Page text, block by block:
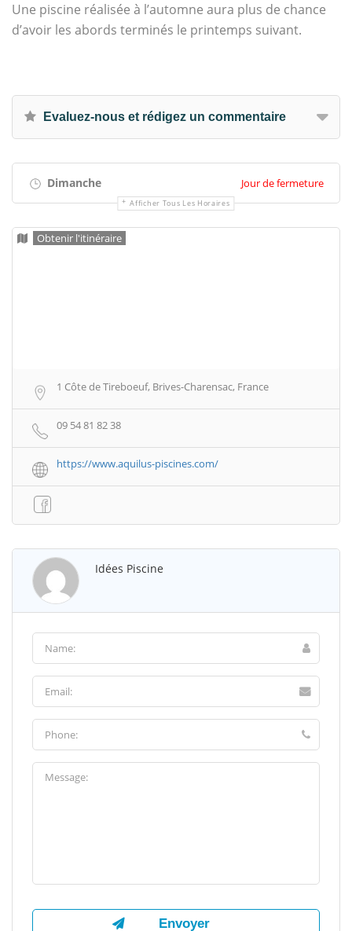
Une piscine réalisée à l’automne aura plus de chance
d’avoir les abords terminés le printemps suivant.
Evaluez-nous et rédigez un commentaire
Dimanche Jour de fermeture
Afficher Tous Les Horaires
Obtenir l'itinéraire
1 Côte de Tireboeuf, Brives-Charensac, France
09 54 81 82 38
https://www.aquilus-piscines.com/
Idées Piscine